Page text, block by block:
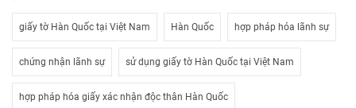
giấy tờ Hàn Quốc tại Việt Nam Hàn Quốc hợp pháp hóa lãnh sự
chứng nhận lãnh sự sử dụng giấy tờ Hàn Quốc tại Việt Nam
hợp pháp hóa giấy xác nhận độc thân Hàn Quốc